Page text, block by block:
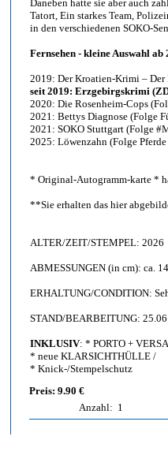
Daneben hatte sie aber auch
Tatort, Ein starkes Team,
in den verschiedenen SOKO-
Fernsehen - kleine Auswahl ab
2019: Der Kroatien-Krimi – Der
seit 2019: Erzgebirgskrimi
2020: Die Rosenheim-Cops
2021: Bettys Diagnose (Folge
2021: SOKO Stuttgart (Folge
2025: Löwenzahn (Folge
* Original-Autogramm-karte *
**Sie erhalten das hier
ALTER/ZEIT/STEMPEL: 2026
ABMESSUNGEN (in cm): ca.
ERHALTUNG/CONDITION:
STAND/BEARBEITUNG:
INKLUSIV: * PORTO +
* neue KLARSICHTHÜLLE /
* Knick-/Stempelschutz
Preis: 9.90 €
Anzahl: 1